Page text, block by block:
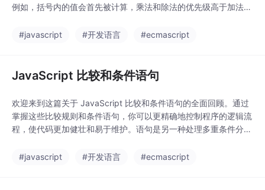
例如，括号内的值会首先被计算，乘法和除法的优先级高于加法和
a Number，非数字）是一个特殊的标记，表示一个无效的数值，
#javascript #开发语言 #ecmascript
JavaScript 比较和条件语句
欢迎来到这篇关于 JavaScript 比较和条件语句的全面回顾。通过
掌握这些比较规则和条件语句，你可以更精确地控制程序的逻辑流
程，使代码更加健壮和易于维护。语句是另一种处理多重条件分支
时，它的默认值就是。语句会评估一个表达式的值，并将其与一系
#javascript #开发语言 #ecmascript